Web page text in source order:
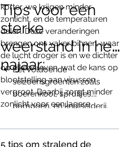
korter, we krijgen minder
zonlicht, en de temperaturen
dalen. Deze veranderingen
brengen ons vaker binnen, waar
de lucht droger is en we dichter
op elkaar leven, wat de kans op
blootstelling aan virussen
vergroot. Daarbij zorgt minder
zonlicht voor een lagere
ons immuunsysteem kan
verzwakken. Ook schakelt ons
Tips voor een
sterke
weerstand in het
najaar:
Eet voldoende
seizoensgroentenzoals
boerenkool, spruitjes,
pompoen, en knolselderij.
5 tips om stralend de